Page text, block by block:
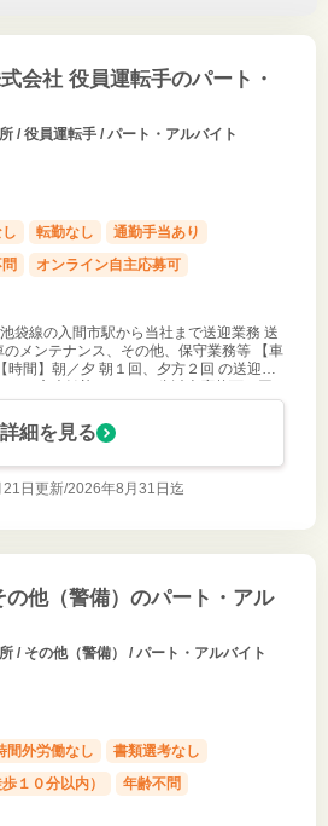
会社 役員運転手のパート・
/ 役員運転手 / パート・アルバイト
転勤なし
通勤手当あり
オンライン自主応募可
袋線の入間市駅から当社まで送迎業務 送
メンテナンス、その他、保守業務等 【車
時間】朝／夕 朝１回、夕方２回 の送迎を
詳細を見る
日更新/2026年8月31日迄
他（警備）のパート・アル
/ その他（警備） / パート・アルバイト
間外労働なし
書類選考なし
１０分以内）
年齢不問